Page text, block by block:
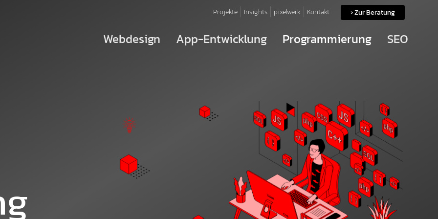
Projekte Insights pixelwerk Kontakt
Webdesign
Responsive Webdesign
Barrierefreiheit
Website-Texte
App-Entwicklung Programmierung
Portal-Entwicklung
(current)
Schnittstellen
Hosting
SEO
› Zur Beratung